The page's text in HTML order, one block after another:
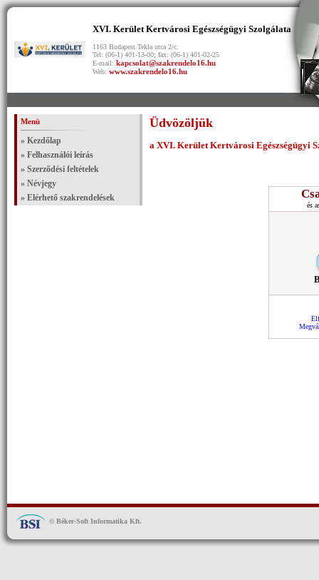
XVI. Kerület Kertvárosi Egészségügyi Szolgálata
1163 Budapest Tekla utca 2/c.
Tel: (06-1) 401-13-00; fax: (06-1) 401-02-25
E-mail: kapcsolat@szakrendelo16.hu
Web: www.szakrendelo16.hu
Menü
» Kezdőlap
» Felhasználói leírás
» Szerződési feltételek
» Névjegy
» Elérhető szakrendelések
Üdvözöljük
a XVI. Kerület Kertvárosi Egészségügyi
és
© Béker-Soft Informatika Kft.